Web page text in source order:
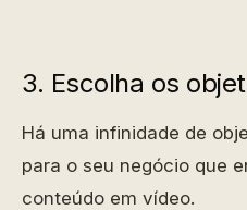
3. Escolha os
Há uma infinidade de
para o seu negócio que
conteúdo em vídeo.